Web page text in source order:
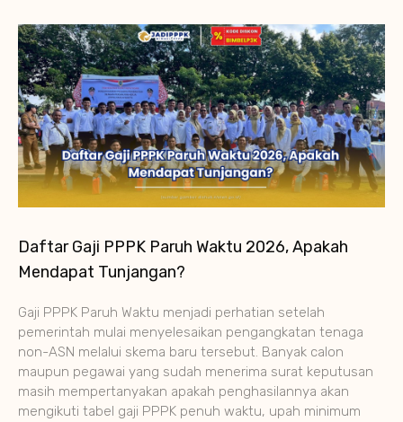
Daftar Gaji PPPK Paruh Waktu 2026, Apakah
Mendapat Tunjangan?
Gaji PPPK Paruh Waktu menjadi perhatian setelah
pemerintah mulai menyelesaikan pengangkatan tenaga
non-ASN melalui skema baru tersebut. Banyak calon
maupun pegawai yang sudah menerima surat keputusan
masih mempertanyakan apakah penghasilannya akan
mengikuti tabel gaji PPPK penuh waktu, upah minimum